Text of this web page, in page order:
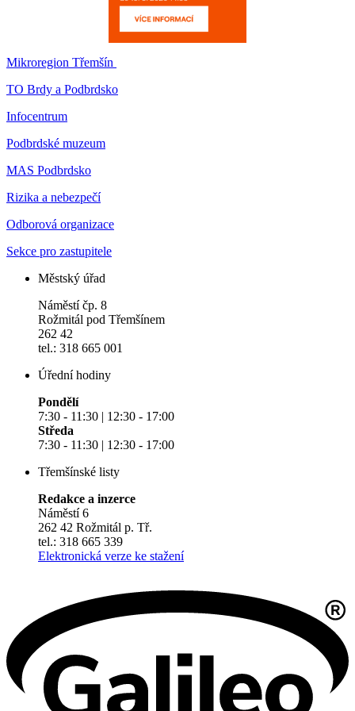
Mikroregion Třemšín
TO Brdy a Podbrdsko
Infocentrum
Podbrdské muzeum
MAS Podbrdsko
Rizika a nebezpečí
Odborová organizace
Sekce pro zastupitele
Městský úřad
Náměstí čp. 8
Rožmitál pod Třemšínem
262 42
tel.: 318 665 001
Úřední hodiny
Pondělí
7:30 - 11:30 | 12:30 - 17:00
Středa
7:30 - 11:30 | 12:30 - 17:00
Třemšínské listy
Redakce a inzerce
Náměstí 6
262 42 Rožmitál p. Tř.
tel.: 318 665 339
Elektronická verze ke stažení